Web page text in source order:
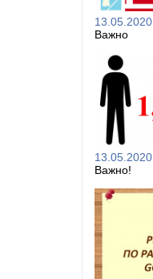
13.05.2020
Важно
13.05.2020
Важно!